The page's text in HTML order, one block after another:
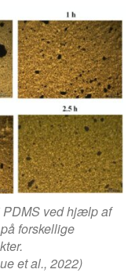
PDMS ved hjælp af
forskellige
et al., 2022)